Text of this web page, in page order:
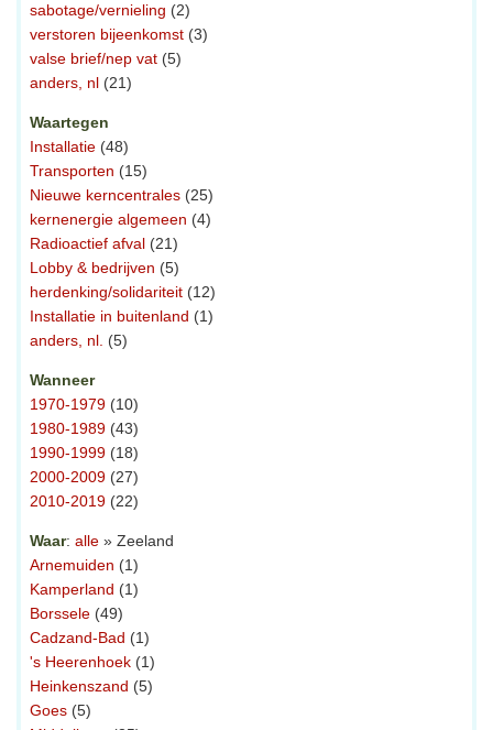
sabotage/vernieling (2)
verstoren bijeenkomst (3)
valse brief/nep vat (5)
anders, nl (21)
Waartegen
Installatie (48)
Transporten (15)
Nieuwe kerncentrales (25)
kernenergie algemeen (4)
Radioactief afval (21)
Lobby & bedrijven (5)
herdenking/solidariteit (12)
Installatie in buitenland (1)
anders, nl. (5)
Wanneer
1970-1979 (10)
1980-1989 (43)
1990-1999 (18)
2000-2009 (27)
2010-2019 (22)
Waar: alle » Zeeland
Arnemuiden (1)
Kamperland (1)
Borssele (49)
Cadzand-Bad (1)
's Heerenhoek (1)
Heinkenszand (5)
Goes (5)